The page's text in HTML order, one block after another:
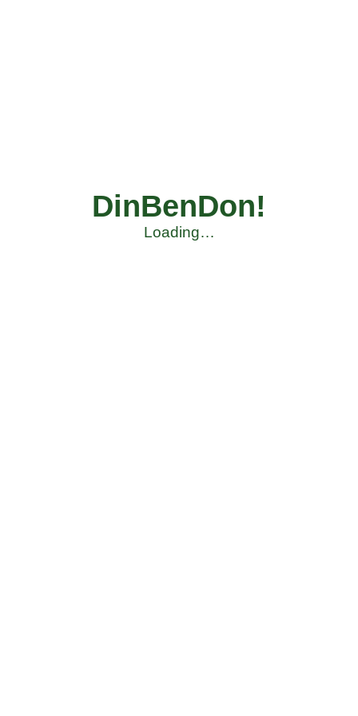
DinBenDon!
Loading…